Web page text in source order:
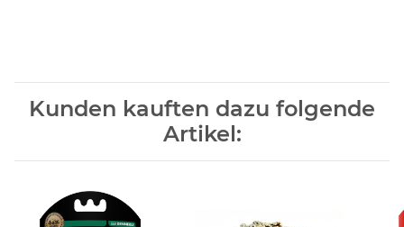
Kunden kauften dazu folgende
Artikel: